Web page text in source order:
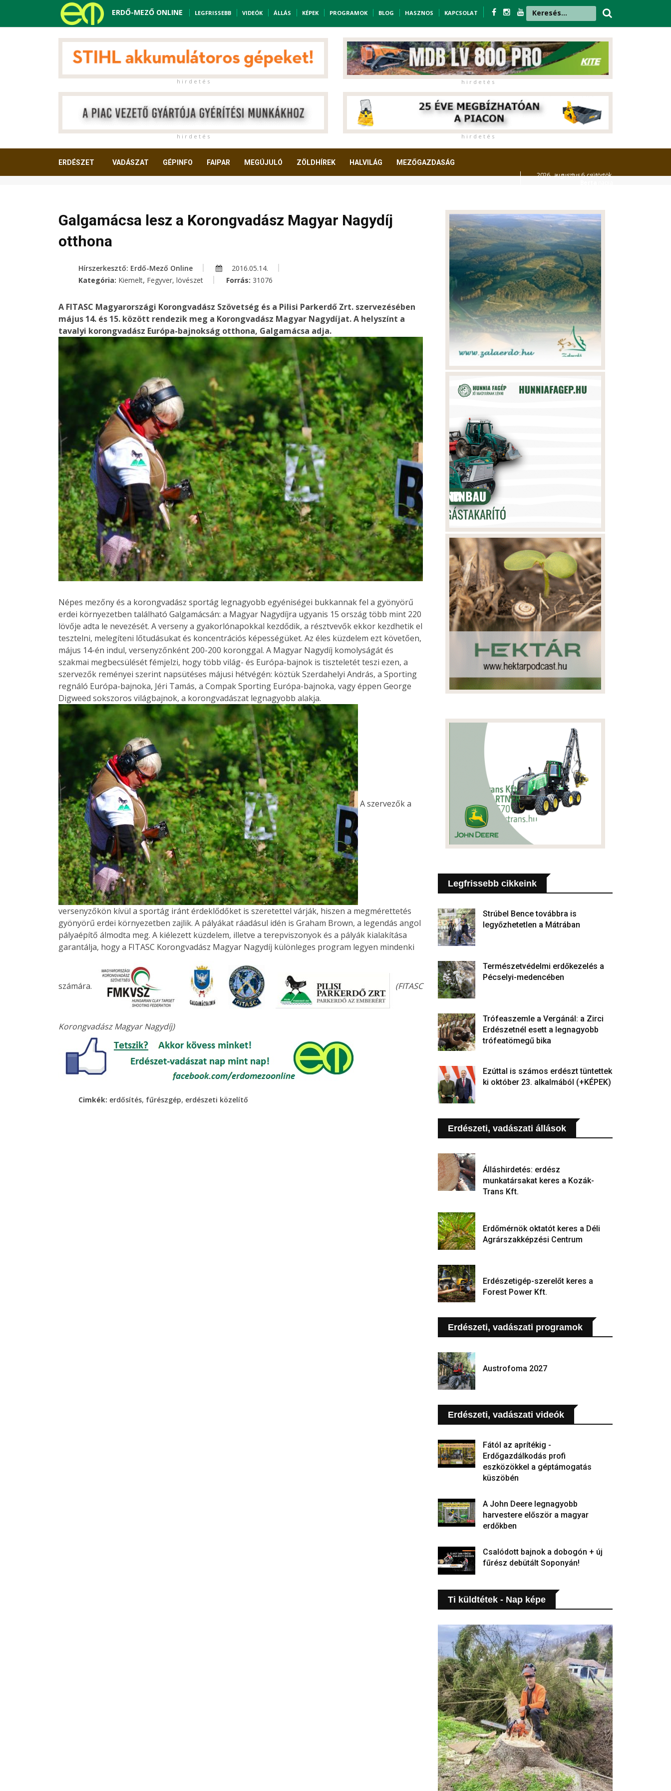
ERDŐ-MEZŐ ONLINE LEGFRISSEBB VIDEÓK ÁLLÁS KÉPEK PROGRAMOK BLOG HASZNOS KAPCSOLAT
h i r d e t é s h i r d e t é s
h i r d e t é s h i r d e t é s
ERDÉSZET VADÁSZAT GÉPINFO FAIPAR MEGÚJULÓ ZÖLDHÍREK HALVILÁG MEZŐGAZDASÁG
2026. augusztus 6. csütörtök,
Galgamácsa lesz a Korongvadász Magyar Nagydíj
otthona
Hírszerkesztő: Erdő-Mező Online
2016.05.14.
Kategória: Kiemelt, Fegyver, lövészet Forrás: 31076
A FITASC Magyarországi Korongvadász Szövetség és a Pilisi Parkerdő Zrt. szervezésében
május 14. és 15. között rendezik meg a Korongvadász Magyar Nagydíjat. A helyszínt a
tavalyi korongvadász Európa-bajnokság otthona, Galgamácsa adja.
Népes mezőny és a korongvadász sportág legnagyobb egyéniségei bukkannak fel a gyönyörű
erdei környezetben található Galgamácsán: a Magyar Nagydíjra ugyanis 15 ország több mint 220
lövője adta le nevezését. A verseny a gyakorlónapokkal kezdődik, a résztvevők ekkor kezdhetik el
tesztelni, melegíteni lőtudásukat és koncentrációs képességüket. Az éles küzdelem ezt követően,
május 14-én indul, versenyzőnként 200-200 koronggal. A Magyar Nagydíj komolyságát és
szakmai megbecsülését fémjelzi, hogy több világ- és Európa-bajnok is tiszteletét teszi ezen, a
szervezők reményei szerint napsütéses májusi hétvégén: köztük Szerdahelyi András, a Sporting
regnáló Európa-bajnoka, Jéri Tamás, a Compak Sporting Európa-bajnoka, vagy éppen George
Digweed sokszoros világbajnok, a korongvadászat legnagyobb alakja.
A szervezők a
versenyzőkön kívül a sportág iránt érdeklődőket is szeretettel várják, hiszen a megmérettetés
gyönyörű erdei környezetben zajlik. A pályákat ráadásul idén is Graham Brown, a legendás angol
pályaépítő álmodta meg. A kiélezett küzdelem, illetve a terepviszonyok és a pályák kialakítása
garantálja, hogy a FITASC Korongvadász Magyar Nagydíj különleges program legyen mindenki
számára. (FITASC
Korongvadász Magyar Nagydíj)
Cimkék: erdősítés, fűrészgép, erdészeti közelítő
Legfrissebb cikkeink
Strúbel Bence továbbra is
legyőzhetetlen a Mátrában
Természetvédelmi erdőkezelés a
Pécselyi-medencében
Trófeaszemle a Vergánál: a Zirci
Erdészetnél esett a legnagyobb
trófeatömegű bika
Ezúttal is számos erdészt tüntettek
ki október 23. alkalmából (+KÉPEK)
Erdészeti, vadászati állások
Álláshirdetés: erdész
munkatársakat keres a Kozák-
Trans Kft.
Erdőmérnök oktatót keres a Déli
Agrárszakképzési Centrum
Erdészetigép-szerelőt keres a
Forest Power Kft.
Erdészeti, vadászati programok
Austrofoma 2027
Erdészeti, vadászati videók
Fától az aprítékig -
Erdőgazdálkodás profi
eszközökkel a géptámogatás
küszöbén
A John Deere legnagyobb
harvestere először a magyar
erdőkben
Csalódott bajnok a dobogón + új
fűrész debütált Soponyán!
Ti küldtétek - Nap képe